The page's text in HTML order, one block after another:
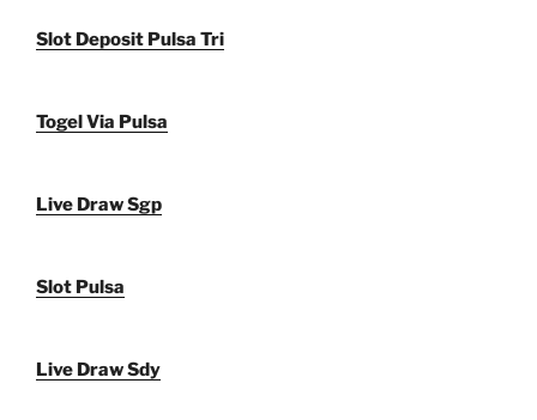
Slot Deposit Pulsa Tri
Togel Via Pulsa
Live Draw Sgp
Slot Pulsa
Live Draw Sdy